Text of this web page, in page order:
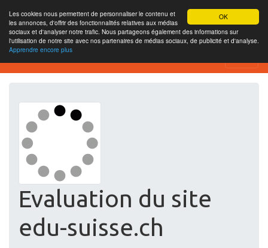
OK
Les cookies nous permettent de personnaliser le contenu et
les annonces, d'offrir des fonctionnalités relatives aux médias
sociaux et d'analyser notre trafic. Nous partageons également des informations sur
l'utilisation de notre site avec nos partenaires de médias sociaux, de publicité et d'analyse.
Apprendre encore plus
Website-SEO-Überprüfung
Evaluation du site
edu-suisse.ch